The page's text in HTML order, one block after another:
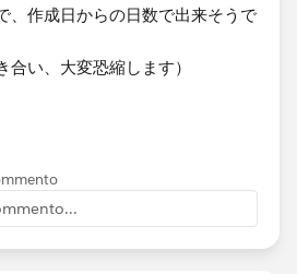
、作成日からの日数で出来そうで
合い、大変恐縮します）